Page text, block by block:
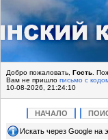
Добро пожаловать, Гость .
Вам не пришло письмо с
10-08-2026, 21:24:10
НАЧАЛО
Искать через Google на